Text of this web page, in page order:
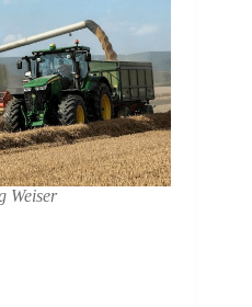
Weiser